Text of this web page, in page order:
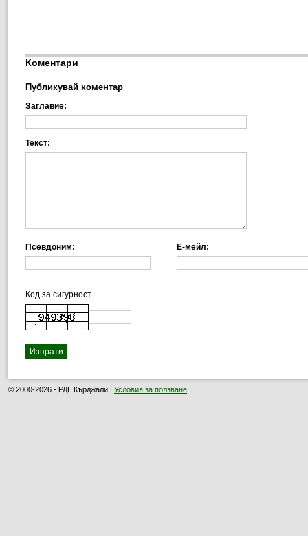
Коментари
Публикувай коментар
Заглавие:
Текст:
Псевдоним: Е-мейл:
Код за сигурност
© 2000-2026 - РДГ Кърджали | Условия за ползване